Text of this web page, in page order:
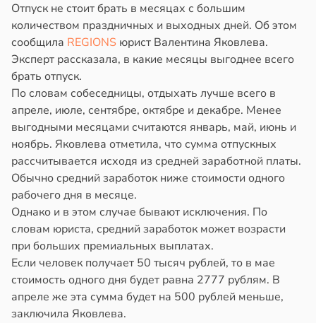
Отпуск не стоит брать в месяцах с большим
количеством праздничных и выходных дней. Об этом
сообщила REGIONS юрист Валентина Яковлева.
Эксперт рассказала, в какие месяцы выгоднее всего
брать отпуск.
По словам собеседницы, отдыхать лучше всего в
апреле, июле, сентябре, октябре и декабре. Менее
выгодными месяцами считаются январь, май, июнь и
ноябрь. Яковлева отметила, что сумма отпускных
рассчитывается исходя из средней заработной платы.
Обычно средний заработок ниже стоимости одного
рабочего дня в месяце.
Однако и в этом случае бывают исключения. По
словам юриста, средний заработок может возрасти
при больших премиальных выплатах.
Если человек получает 50 тысяч рублей, то в мае
стоимость одного дня будет равна 2777 рублям. В
апреле же эта сумма будет на 500 рублей меньше,
заключила Яковлева.